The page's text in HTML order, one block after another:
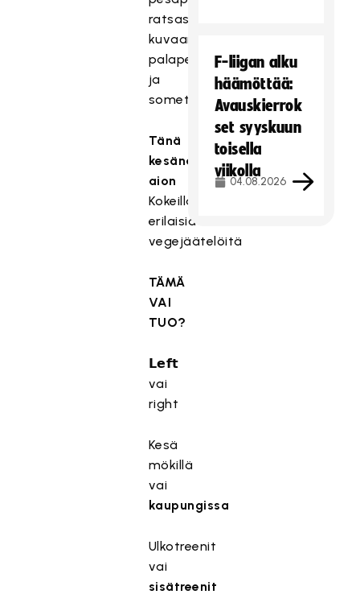
ratsastus,
kuvaaminen,
palapelit
ja
sometus/someilu
Tänä
kesänä
aion
Kokeilla
erilaisia
vegejäätelöitä
TÄMÄ
VAI
TUO?
𝗟𝗲𝗳𝘁
vai
right
Kesä
mökillä
vai
kaupungissa
Ulkotreenit
vai
sisätreenit
F-liigan alku
häämöttää:
Avauskierrok
set syyskuun
toisella
viikolla
04.08.2026